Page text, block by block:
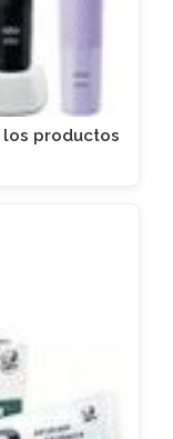
los productos